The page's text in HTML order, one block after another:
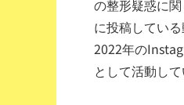
の整形疑惑に
に投稿してい
2022年の
として活動し